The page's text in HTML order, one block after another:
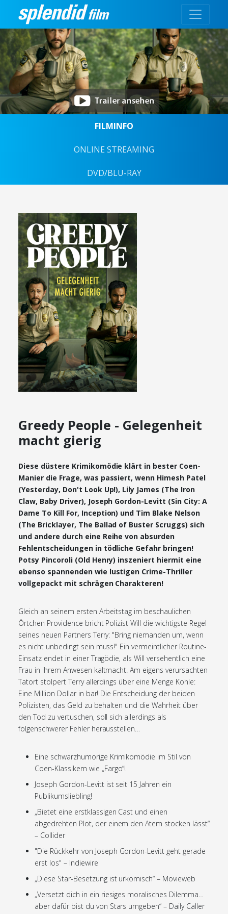
FILMINFO
ONLINE STREAMING
DVD/BLU-RAY
Greedy People - Gelegenheit
macht gierig
Diese düstere Krimikomödie klärt in bester Coen-
Manier die Frage, was passiert, wenn Himesh Patel
(Yesterday, Don't Look Up!), Lily James (The Iron
Claw, Baby Driver), Joseph Gordon-Levitt (Sin City: A
Dame To Kill For, Inception) und Tim Blake Nelson
(The Bricklayer, The Ballad of Buster Scruggs) sich
und andere durch eine Reihe von absurden
Fehlentscheidungen in tödliche Gefahr bringen!
Potsy Pincoroli (Old Henry) inszeniert hiermit eine
ebenso spannenden wie lustigen Crime-Thriller
vollgepackt mit schrägen Charakteren!
Gleich an seinem ersten Arbeitstag im beschaulichen
Örtchen Providence bricht Polizist Will die wichtigste Regel
seines neuen Partners Terry: "Bring niemanden um, wenn
es nicht unbedingt sein muss!" Ein vermeintlicher Routine-
Einsatz endet in einer Tragödie, als Will versehentlich eine
Frau in ihrem Anwesen kaltmacht. Am eigens verursachten
Tatort stolpert Terry allerdings über eine Menge Kohle:
Eine Million Dollar in bar! Die Entscheidung der beiden
Polizisten, das Geld zu behalten und die Wahrheit über
den Tod zu vertuschen, soll sich allerdings als
folgenschwerer Fehler herausstellen…
Eine schwarzhumorige Krimikomödie im Stil von
Coen-Klassikern wie „Fargo“!
Joseph Gordon-Levitt ist seit 15 Jahren ein
Publikumsliebling!
„Bietet eine erstklassigen Cast und einen
abgedrehten Plot, der einem den Atem stocken lässt“
– Collider
"Die Rückkehr von Joseph Gordon-Levitt geht gerade
erst los" – Indiewire
„Diese Star-Besetzung ist urkomisch“ – Movieweb
„Versetzt dich in ein riesiges moralisches Dilemma…
aber dafür bist du von Stars umgeben“ – Daily Caller